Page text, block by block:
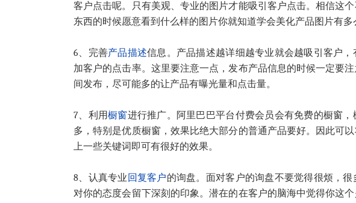
客户点击呢。只有美观、专业的图片才能吸引客户点击。相信这
东西的时候愿意看到什么样的图片你就知道学会美化产品图片有多
6、完善产品描述信息。产品描述越详细越专业就会越吸引客户
加客户的点击率。这里要注意一点，发布产品信息的时候一定要
间发布，尽可能多的让产品有曝光量和点击量。
7、利用橱窗进行推广。阿里巴巴平台付费会员会有免费的橱窗
多，特别是优质橱窗，效果比绝大部分的普通产品要好。因此可
上一些关键词即可有很好的效果。
8、认真专业 回复客户的询盘。面对客户的询盘不要觉得很烦，
对你的态度会留下深刻的印象。潜在的在客户的脑海中觉得你这